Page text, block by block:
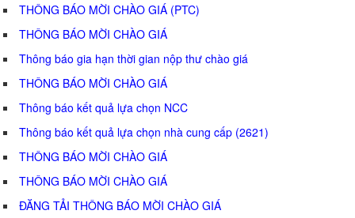
THÔNG BÁO MỜI CHÀO GIÁ (PTC)
THÔNG BÁO MỜI CHÀO GIÁ
Thông báo gia hạn thời gian nộp thư chào giá
THÔNG BÁO MỜI CHÀO GIÁ
Thông báo kết quả lựa chọn NCC
Thông báo kết quả lựa chọn nhà cung cấp (2621)
THÔNG BÁO MỜI CHÀO GIÁ
THÔNG BÁO MỜI CHÀO GIÁ
ĐĂNG TẢI THÔNG BÁO MỜI CHÀO GIÁ